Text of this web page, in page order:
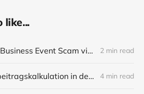
like...
Ein großer Business Event Scam via Eventbrite 2 min read
Deckungsbeitragskalkulation in der Bar. Renner, Gewinner, Verlierer und Schläfer (Preisgestaltung Teil 2) 4 min read